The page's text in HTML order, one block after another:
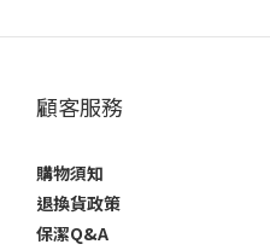
顧客服務
購物須知
退換貨政策
保潔Q&A